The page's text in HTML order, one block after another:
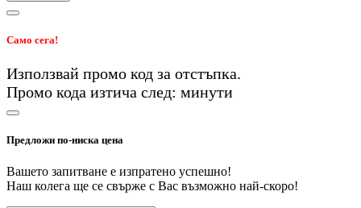
Само сега!
Използвай промо код за отстъпка.
Промо кода изтича след: минути
Предложи по-ниска цена
Вашето запитване е изпратено успешно!
Наш колега ще се свърже с Вас възможно най-скоро!